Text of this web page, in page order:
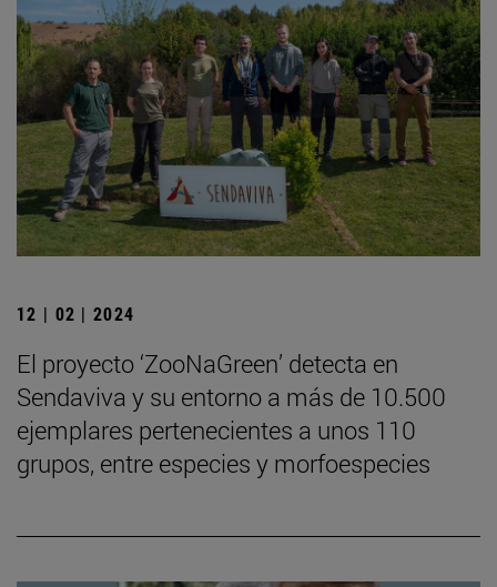
12 | 02 | 2024
El proyecto ‘ZooNaGreen’ detecta en
Sendaviva y su entorno a más de 10.500
ejemplares pertenecientes a unos 110
grupos, entre especies y morfoespecies